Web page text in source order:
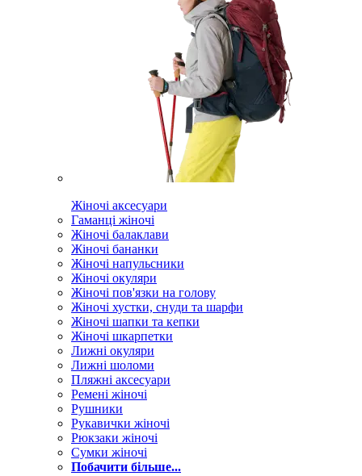
Жіночі аксесуари
Гаманці жіночі
Жіночі балаклави
Жіночі бананки
Жіночі напульсники
Жіночі окуляри
Жіночі пов'язки на голову
Жіночі хустки, снуди та шарфи
Жіночі шапки та кепки
Жіночі шкарпетки
Лижні окуляри
Лижні шоломи
Пляжні аксесуари
Ремені жіночі
Рушники
Рукавички жіночі
Рюкзаки жіночі
Сумки жіночі
Побачити більше...